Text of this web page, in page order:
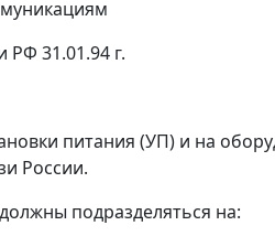
31.01.94 г.
питания (УП) и на
России.
подразделяться на: